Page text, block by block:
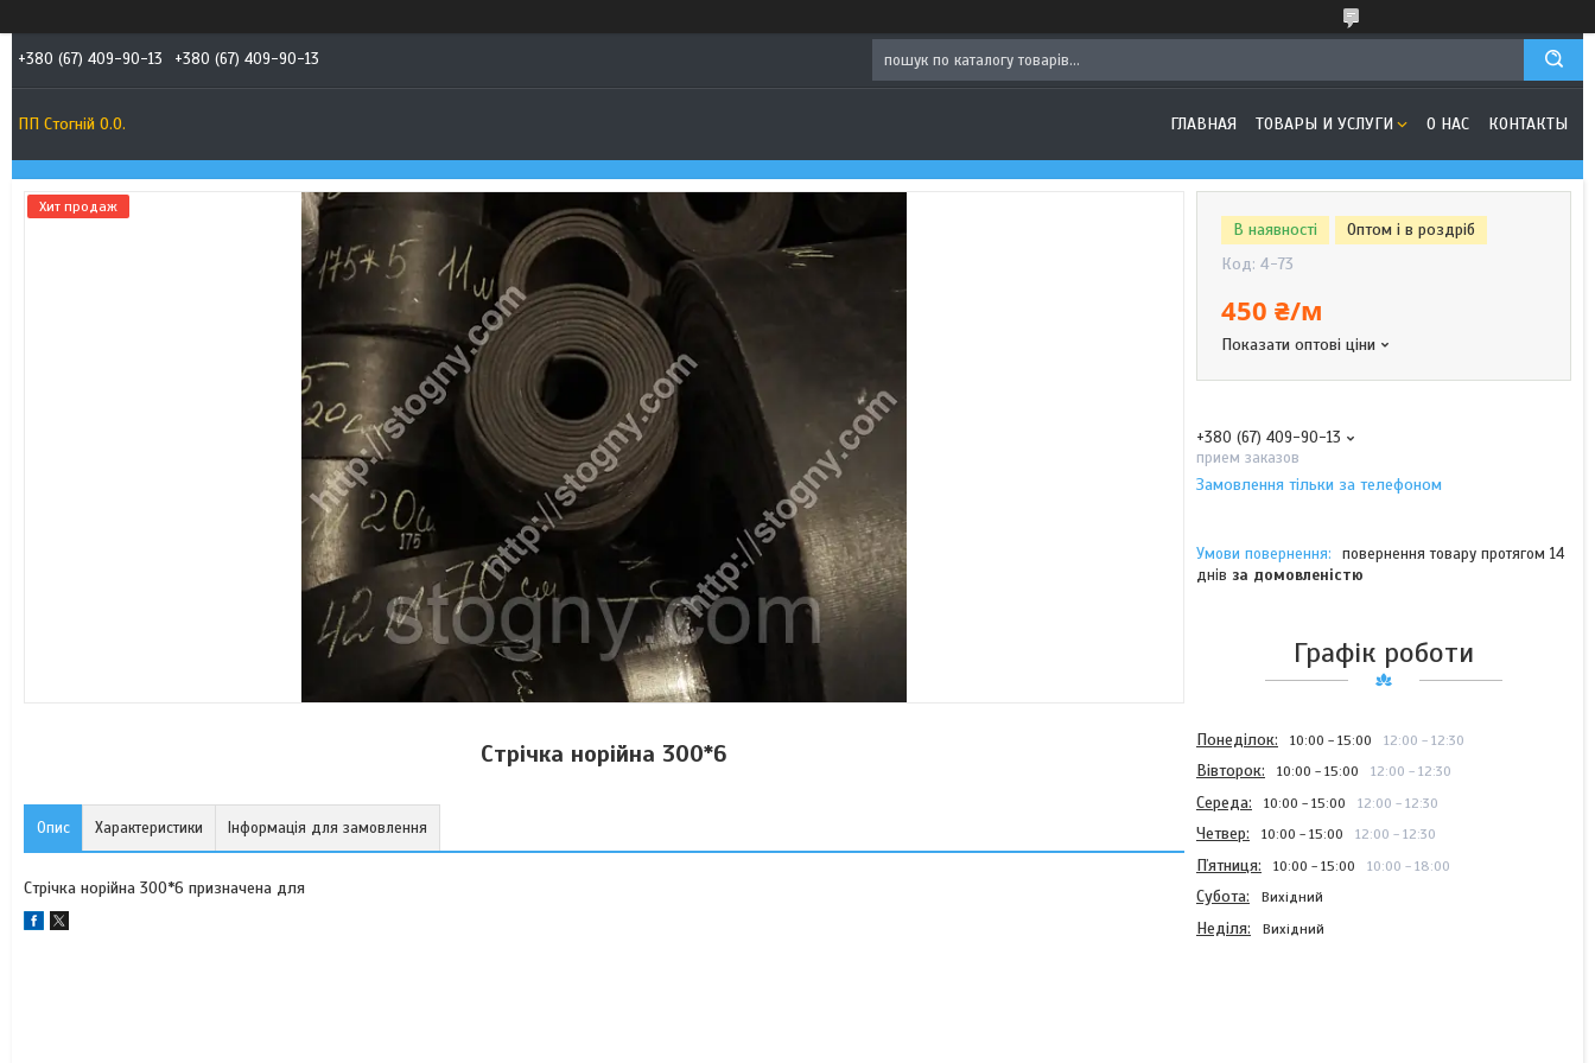
+380 (67) 409-90-13 +380 (67) 409-90-13
ПП Стогній О.О. ГЛАВНАЯ ТОВАРЫ И УСЛУГИ О НАС КОНТАКТЫ
Хит продаж
Стрічка норійна 300*6
Опис Характеристики Інформація для замовлення
Стрічка норійна 300*6 призначена для
В наявності
Оптом і в роздріб
Код: 4-73
450 ₴/м
Показати оптові ціни
+380 (67) 409-90-13
прием заказов
Замовлення тільки за телефоном
повернення товару протягом 14
днів за домовленістю
Графік роботи
Понеділок 10:00 15:00 12:00 12:30
Вівторок 10:00 15:00 12:00 12:30
Середа 10:00 15:00 12:00 12:30
Четвер 10:00 15:00 12:00 12:30
Пʼятниця 10:00 15:00 10:00 18:00
Субота Вихідний
Неділя Вихідний